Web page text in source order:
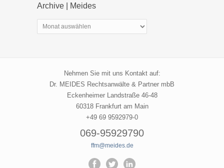
Archive | Meides
Archive
|
Nehmen Sie mit uns Kontakt auf:
Dr. MEIDES Rechtsanwälte & Partner mbB
Eckenheimer Landstraße 46-48
60318 Frankfurt am Main
+49 69 9592979-0
069-95929790
ffm@meides.de